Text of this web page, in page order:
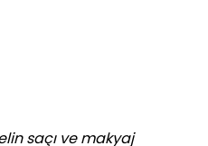
saçı ve makyaj